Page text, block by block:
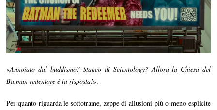
«Annoiato dal buddismo? Stanco di Scientology? Allora la Chiesa del
Batman redentore è la risposta!».
Per quanto riguarda le sottotrame, zeppe di allusioni più o meno esplicite